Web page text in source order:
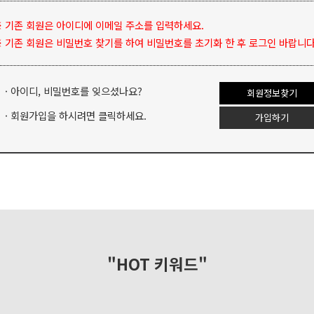
존 회원은 아이디에 이메일 주소를 입력하세요.
존 회원은 비밀번호 찾기를 하여 비밀번호를 초기화 한 후 로그인 바랍니
· 아이디, 비밀번호를 잊으셨나요? 회원정보찾기
· 회원가입을 하시려면 클릭하세요. 가입하기
"HOT 키워드"